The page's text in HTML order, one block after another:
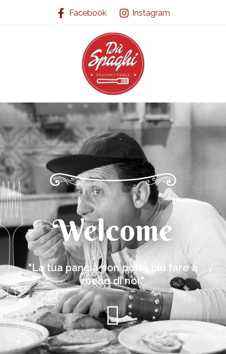
Facebook Instagram
Welcome
"La tua pancia non potrà più fare a
meno di noi."